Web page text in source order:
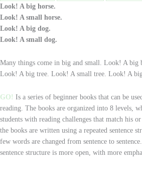
Look! A big horse.
Look! A small horse.
Look! A big dog.
Look! A small dog.
Many things come in big and small. Look! A big
Look! A big tree. Look! A small tree. Look! A
GO! Is a series of beginner books that can be
reading. The books are organized into 8 levels,
students with reading challenges that match his
the books are written using a repeated sentence
few words are changed from sentence to
sentence structure is more open, with more